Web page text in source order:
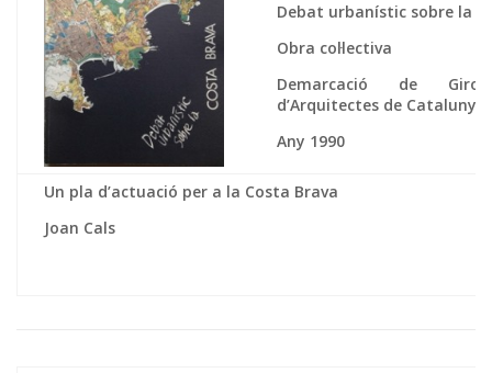
Debat urbanístic sobre la
Obra col·lectiva
Demarcació de
d’Arquitectes de Catalunya
Any 1990
Un pla d’actuació per a la Costa Brava
Joan Cals